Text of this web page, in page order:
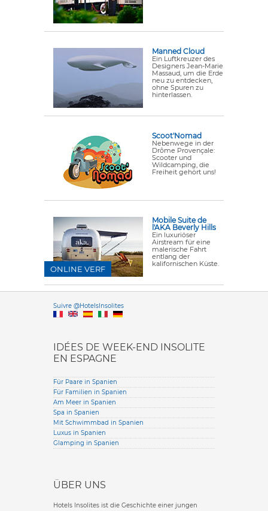
Manned Cloud
Ein Luftkreuzer des
Designers Jean-Marie
Massaud, um die Erde
neu zu entdecken,
ohne Spuren zu
hinterlassen.
Scoot'Nomad
Nebenwege in der
Drôme Provençale:
Scooter und
Wildcamping, die
Freiheit gehört uns!
Mobile Suite de
l'AKA Beverly Hills
Ein luxuriöser
Airstream für eine
malerische Fahrt
entlang der
kalifornischen Küste.
ONLINE VERF
Suivre @HotelsInsolitesVersione
IDÉES DE WEEK-END INSOLITE
EN ESPAGNE
Für Paare in Spanien
Für Familien in Spanien
Am Meer in Spanien
Spa in Spanien
Mit Schwimmbad in Spanien
Luxus in Spanien
Glamping in Spanien
ÜBER UNS
Hotels Insolites ist die Geschichte einer jungen